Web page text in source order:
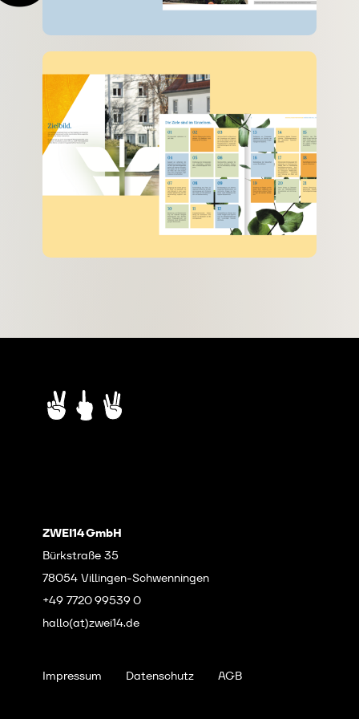
ZWEI14 GmbH
Bürkstraße 35
78054 Villingen-Schwenningen
+49 7720 99539 0
hallo(at)zwei14.de
Impressum Datenschutz AGB